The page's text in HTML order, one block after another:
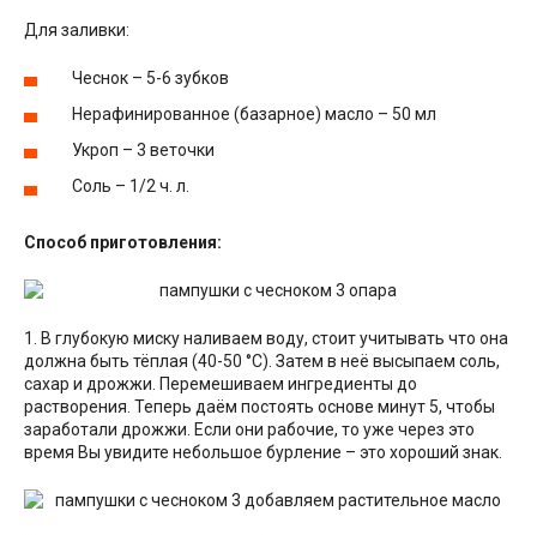
Для заливки:
Чеснок – 5-6 зубков
Нерафинированное (базарное) масло – 50 мл
Укроп – 3 веточки
Соль – 1/2 ч. л.
Способ приготовления:
1. В глубокую миску наливаем воду, стоит учитывать что она
должна быть тёплая (40-50 °C). Затем в неё высыпаем соль,
сахар и дрожжи. Перемешиваем ингредиенты до
растворения. Теперь даём постоять основе минут 5, чтобы
заработали дрожжи. Если они рабочие, то уже через это
время Вы увидите небольшое бурление – это хороший знак.